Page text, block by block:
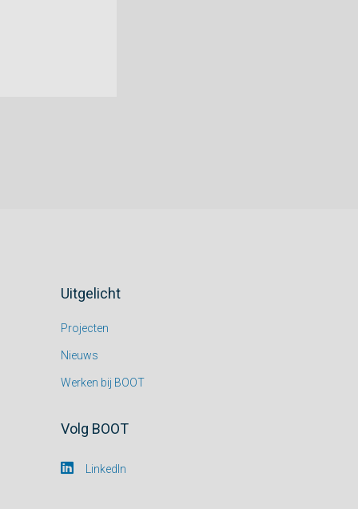
Uitgelicht
Projecten
Nieuws
Werken bij BOOT
Volg BOOT
LinkedIn